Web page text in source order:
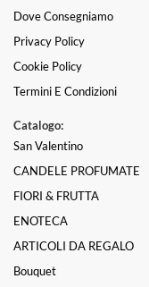
Dove Consegniamo
Privacy Policy
Cookie Policy
Termini E Condizioni
Catalogo:
San Valentino
CANDELE PROFUMATE
FIORI & FRUTTA
ENOTECA
ARTICOLI DA REGALO
Bouquet